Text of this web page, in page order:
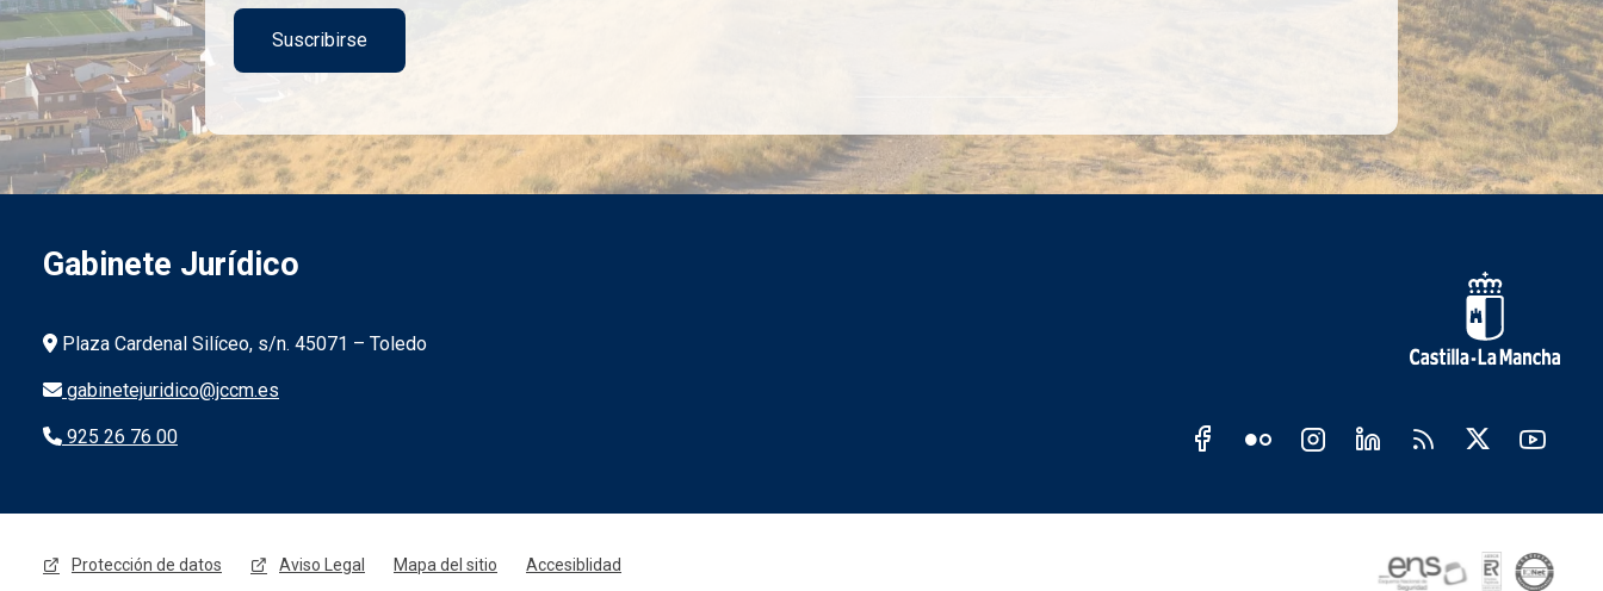
Gabinete Jurídico
Información de la institución
Plaza Cardenal Silíceo, s/n. 45071 – Toledo
gabinetejuridico@jccm.es
925 26 76 00 Redes sociales JCCM
Protección de datos Aviso Legal Mapa del sitio Accesiblidad